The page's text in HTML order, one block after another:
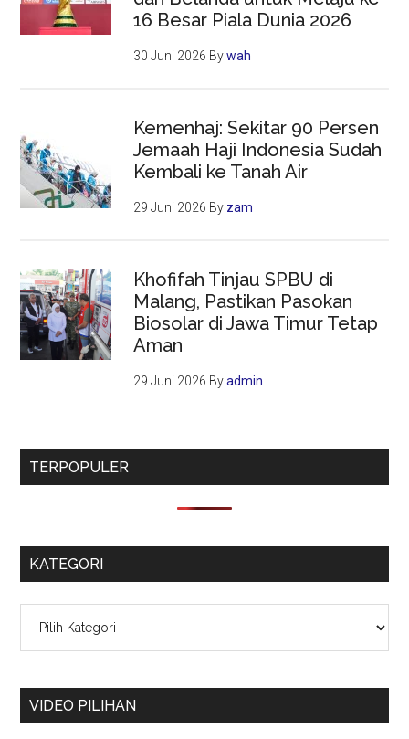
16 Besar Piala Dunia 2026
30 Juni 2026 Bywah
Kemenhaj: Sekitar 90 Persen
Jemaah Haji Indonesia Sudah
Kembali ke Tanah Air
29 Juni 2026 By zam
Khofifah Tinjau SPBU di
Malang, Pastikan Pasokan
Biosolar di Jawa Timur Tetap
Aman
29 Juni 2026 Byadmin
TERPOPULER
KATEGORI
VIDEO PILIHAN